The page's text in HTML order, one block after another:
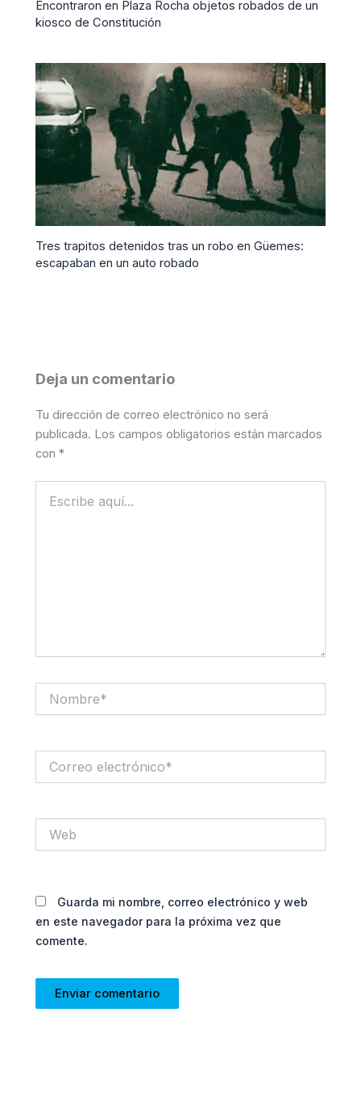
Encontraron en Plaza Rocha objetos robados de un
kiosco de Constitución
Tres trapitos detenidos tras un robo en Güemes:
escapaban en un auto robado
Deja un comentario
Tu dirección de correo electrónico no será
publicada. Los campos obligatorios están marcados
con*
aquí...
electrónico*
Guarda mi nombre, correo electrónico y web
en este navegador para la próxima vez que
comente.